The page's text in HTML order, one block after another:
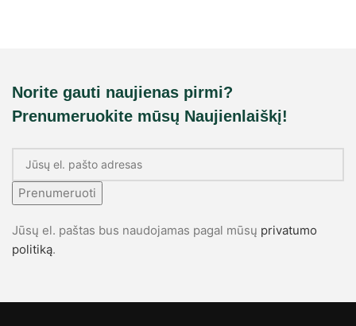
Norite gauti naujienas pirmi?
Prenumeruokite mūsų Naujienlaiškį!
Prenumeruoti
Jūsų el. paštas bus naudojamas pagal mūsų privatumo
politiką.